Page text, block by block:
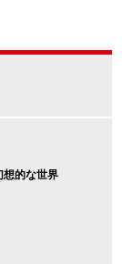
想的な世界